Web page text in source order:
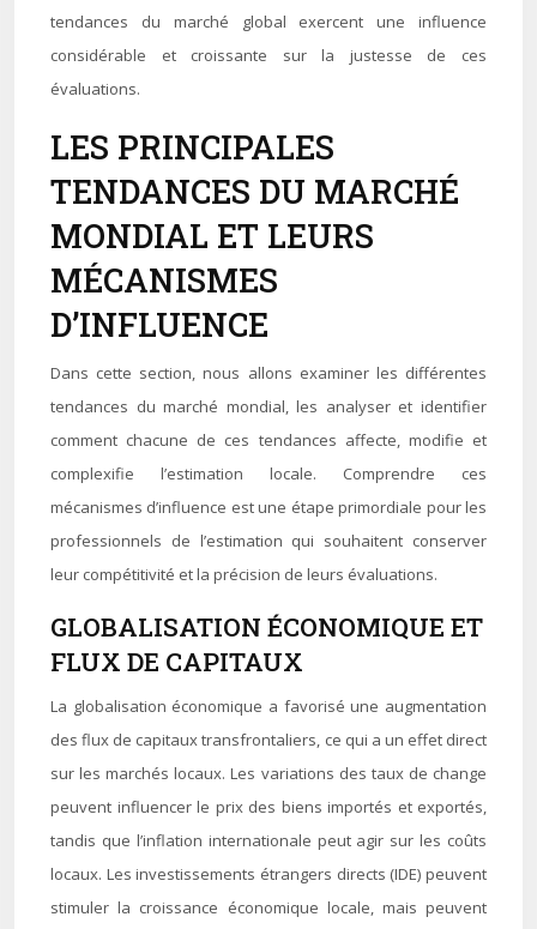
tendances du marché global exercent une influence
considérable et croissante sur la justesse de ces
évaluations.
LES PRINCIPALES
TENDANCES DU MARCHÉ
MONDIAL ET LEURS
MÉCANISMES
D’INFLUENCE
Dans cette section, nous allons examiner les différentes
tendances du marché mondial, les analyser et identifier
comment chacune de ces tendances affecte, modifie et
complexifie l’estimation locale. Comprendre ces
mécanismes d’influence est une étape primordiale pour les
professionnels de l’estimation qui souhaitent conserver
leur compétitivité et la précision de leurs évaluations.
GLOBALISATION ÉCONOMIQUE ET
FLUX DE CAPITAUX
La globalisation économique a favorisé une augmentation
des flux de capitaux transfrontaliers, ce qui a un effet direct
sur les marchés locaux. Les variations des taux de change
peuvent influencer le prix des biens importés et exportés,
tandis que l’inflation internationale peut agir sur les coûts
locaux. Les investissements étrangers directs (IDE) peuvent
stimuler la croissance économique locale, mais peuvent